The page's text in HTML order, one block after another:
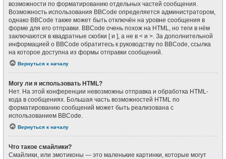
возможности по форматированию отдельных частей сообщения.
Возможность использования BBCode определяется администратором,
однако BBCode также может быть отключён на уровне сообщения в
форме для его отправки. BBCode очень похож на HTML, но теги в нём
заключаются в квадратные скобки [ и ], а не в < и >. За дополнительной
информацией о BBCode обратитесь к руководству по BBCode, ссылка
на которое доступна из формы отправки сообщений.
Вернуться к началу
Могу ли я использовать HTML?
Нет. На этой конференции невозможны отправка и обработка HTML-
кода в сообщениях. Большая часть возможностей HTML по
форматированию сообщений может быть реализована с
использованием BBCode.
Вернуться к началу
Что такое смайлики?
Смайлики, или эмотиконы — это маленькие картинки, которые могут